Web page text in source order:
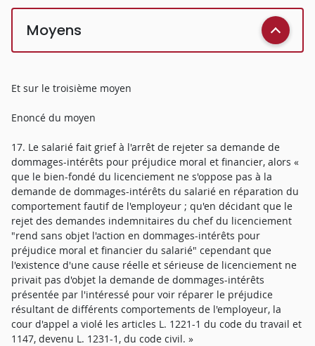
Moyens
Et sur le troisième moyen
Enoncé du moyen
17. Le salarié fait grief à l'arrêt de rejeter sa demande de
dommages-intérêts pour préjudice moral et financier, alors «
que le bien-fondé du licenciement ne s'oppose pas à la
demande de dommages-intérêts du salarié en réparation du
comportement fautif de l'employeur ; qu'en décidant que le
rejet des demandes indemnitaires du chef du licenciement
"rend sans objet l'action en dommages-intérêts pour
préjudice moral et financier du salarié" cependant que
l'existence d'une cause réelle et sérieuse de licenciement ne
privait pas d'objet la demande de dommages-intérêts
présentée par l'intéressé pour voir réparer le préjudice
résultant de différents comportements de l'employeur, la
cour d'appel a violé les articles L. 1221-1 du code du travail et
1147, devenu L. 1231-1, du code civil. »